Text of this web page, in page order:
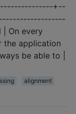
+---------------+--
On every
the application
be able to |
alignment